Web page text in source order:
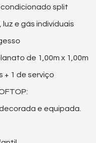
split
e gás individuais
de 1,00m x 1,00m
+ 1 de serviço
e equipada.